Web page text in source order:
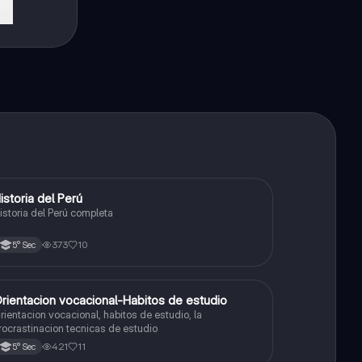
Ciencias Sociales
del Perú
del Perú completa
5° Sec 373 10
Ciencias Socialesvocacional-Habitos de estudio
vocacional, habitos de estudio, la
tecnicas de estudio
5° Sec 421 11